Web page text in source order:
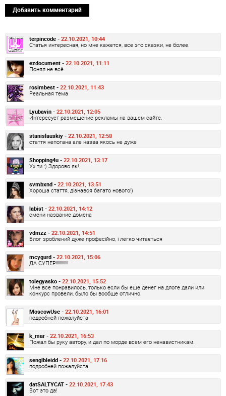
Добавить комментарий
terpincode - 22.10.2021, 10:44
Статья интересная, но мне кажется, все это сказки, не более.
ezdocument - 22.10.2021, 11:11
Понял не всё.
rosimbest - 22.10.2021, 11:43
Реальная тема
Lyubavin - 22.10.2021, 12:05
Интересует размещение рекламы на вашем сайте.
stanislauskiy - 22.10.2021, 12:58
стаття непогана але назва якось не дуже
Shopping4u - 22.10.2021, 13:17
Ух ти :) Здорово як!
svmbxnd - 22.10.2021, 13:51
Хороша стаття, дізнався багато нового!)
labist - 22.10.2021, 14:12
смени название домена
vdmzz - 22.10.2021, 14:51
Блог зроблений дуже професійно, і легко читається
mcygurd - 22.10.2021, 15:06
ДА СУПЕР!!!!!!!!!!!!
tolegyasko - 22.10.2021, 15:52
Мне все понравилось, только если бы еще денег на длоге дали или
конкурс провели, было бы вообще отлично.
MoscowUse - 22.10.2021, 16:01
подробней пожалуйста
k_mar - 22.10.2021, 16:53
Пожал бы руку автору, и дал по морде всем его ненавистникам.
senglbleidd - 22.10.2021, 17:16
подробней пожалуйста
datSALTYCAT - 22.10.2021, 17:43
Вот это да!